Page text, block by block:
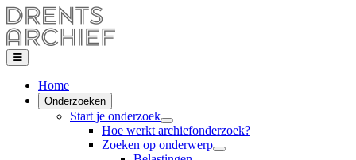
Home
Onderzoeken
Start je onderzoek
Hoe werkt archiefonderzoek?
Zoeken op onderwerp